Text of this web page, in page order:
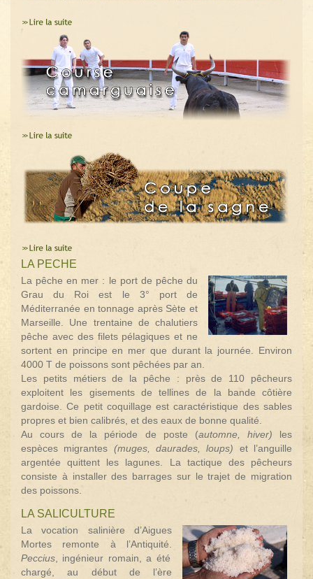
LA PECHE
La pêche en mer : le port de pêche du
Grau du Roi est le 3° port de
Méditerranée en tonnage après Sète et
Marseille. Une trentaine de chalutiers
pêche avec des filets pélagiques et ne
sortent en principe en mer que durant la journée. Environ
4000 T de poissons sont pêchées par an.
Les petits métiers de la pêche : près de 110 pêcheurs
exploitent les gisements de tellines de la bande côtière
gardoise. Ce petit coquillage est caractéristique des sables
propres et bien calibrés, et des eaux de bonne qualité.
Au cours de la période de poste (automne, hiver) les
espèces migrantes (muges, daurades, loups) et l’anguille
argentée quittent les lagunes. La tactique des pêcheurs
consiste à installer des barrages sur le trajet de migration
des poissons.
LA SALICULTURE
La vocation salinière d’Aigues
Mortes remonte à l’Antiquité.
Peccius , ingénieur romain, a été
chargé, au début de l’ère